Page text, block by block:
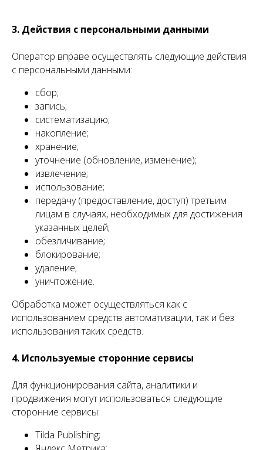
3. Действия с персональными данными
Оператор вправе осуществлять следующие действия
с персональными данными:
сбор;
запись;
систематизацию;
накопление;
хранение;
уточнение (обновление, изменение);
извлечение;
использование;
передачу (предоставление, доступ) третьим
лицам в случаях, необходимых для достижения
указанных целей;
обезличивание;
блокирование;
удаление;
уничтожение.
Обработка может осуществляться как с
использованием средств автоматизации, так и без
использования таких средств.
4. Используемые сторонние сервисы
Для функционирования сайта, аналитики и
продвижения могут использоваться следующие
сторонние сервисы:
Tilda Publishing;